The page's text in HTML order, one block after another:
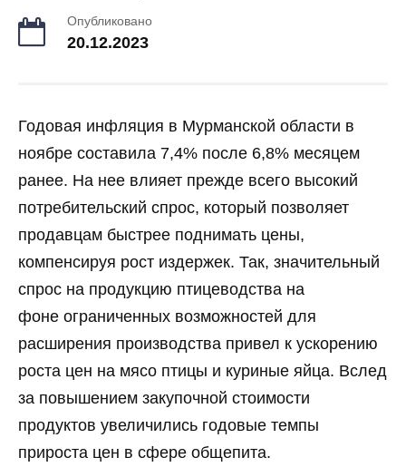
Опубликовано
20.12.2023
Годовая инфляция в Мурманской области в
ноябре составила 7,4% после 6,8% месяцем
ранее. На нее влияет прежде всего высокий
потребительский спрос, который позволяет
продавцам быстрее поднимать цены,
компенсируя рост издержек. Так, значительный
спрос на продукцию птицеводства на
фоне ограниченных возможностей для
расширения производства привел к ускорению
роста цен на мясо птицы и куриные яйца. Вслед
за повышением закупочной стоимости
продуктов увеличились годовые темпы
прироста цен в сфере общепита.